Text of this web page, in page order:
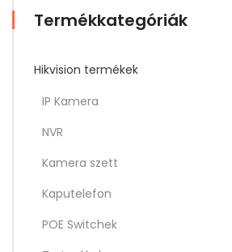
Termékkategóriák
Hikvision termékek
IP Kamera
NVR
Kamera szett
Kaputelefon
POE Switchek